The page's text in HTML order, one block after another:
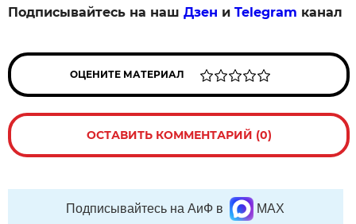
Подписывайтесь на нашДзен иTelegram канал
ОЦЕНИТЕ МАТЕРИАЛ
ОСТАВИТЬ КОММЕНТАРИЙ (0)
Подписывайтесь на АиФ в MAX